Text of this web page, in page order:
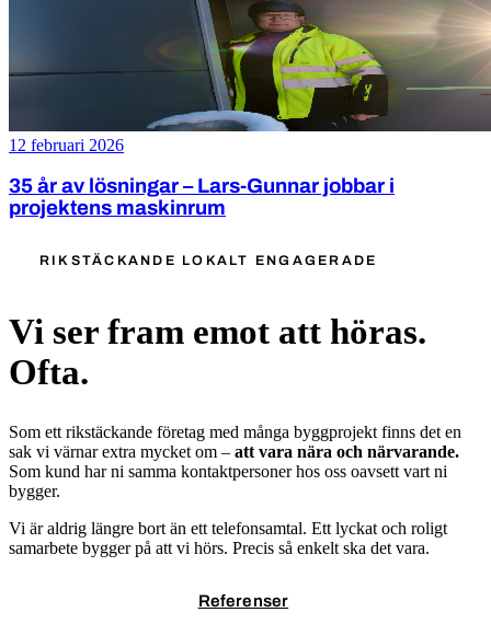
12 februari 2026
35 år av lösningar – Lars-Gunnar jobbar i
projektens maskinrum
RIKSTÄCKANDE LOKALT ENGAGERADE
Vi ser fram emot att höras.
Ofta.
Som ett rikstäckande företag med många byggprojekt finns det en
sak vi värnar extra mycket om – att vara nära och närvarande.
Som kund har ni samma kontaktpersoner hos oss oavsett vart ni
bygger.
Vi är aldrig längre bort än ett telefonsamtal. Ett lyckat och roligt
samarbete bygger på att vi hörs. Precis så enkelt ska det vara.
Referenser